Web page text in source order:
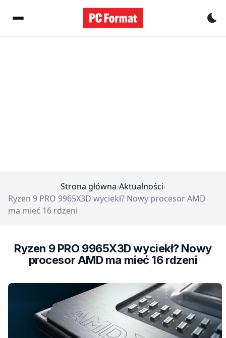
Strona główna›Aktualności›
Ryzen 9 PRO 9965X3D wyciekł? Nowy procesor AMD
ma mieć 16 rdzeni
Ryzen 9 PRO 9965X3D wyciekł? Nowy
procesor AMD ma mieć 16 rdzeni